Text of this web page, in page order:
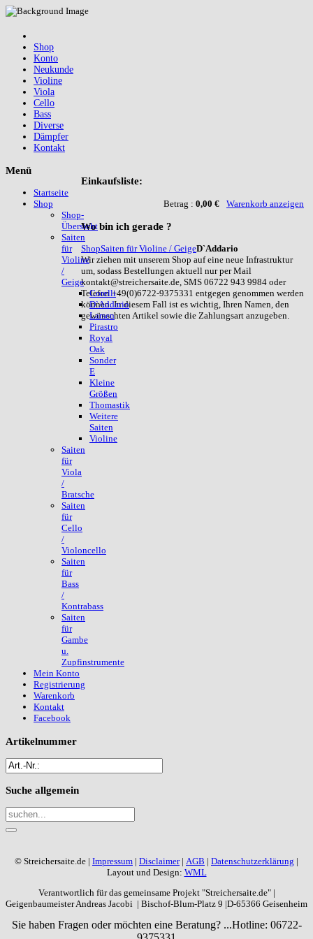
Shop
Konto
Neukunde
Violine
Viola
Cello
Bass
Diverse
Dämpfer
Kontakt
Einkaufsliste:
Betrag : 0,00 € Warenkorb anzeigen
Wobin ich gerade ?
ShopSaiten für Violine / GeigeD`Addario
Wir ziehen mit unserem Shop auf eine neue Infrastruktur
um, sodass Bestellungen aktuell nur per Mail
kontakt@streichersaite.de, SMS 06722 943 9984 oder
Telefon +49(0)6722-9375331 entgegen genommen werden
können. In diesem Fall ist es wichtig, Ihren Namen, den
gewünschten Artikel sowie die Zahlungsart anzugeben.
Menü
Startseite
Shop
Shop-
Übersicht
Saiten
für
Violine
/
Geige
Corelli
D`Addario
Larsen
Pirastro
Royal
Oak
Sonder
E
Kleine
Größen
Thomastik
Weitere
Saiten
Violine
Saiten
für
Viola
/
Bratsche
Saiten
für
Cello
/
Violoncello
Saiten
für
Bass
/
Kontrabass
Saiten
für
Gambe
u.
Zupfinstrumente
Mein Konto
Registrierung
Warenkorb
Kontakt
Facebook
Artikelnummer
Suche allgemein
© Streichersaite.de | Impressum | Disclaimer| AGB | Datenschutzerklärung |
Layout und Design: WML
Verantwortlich für das gemeinsame Projekt "Streichersaite.de" |
Geigenbaumeister Andreas Jacobi | Bischof-Blum-Platz 9 |D-65366 Geisenheim
Sie haben Fragen oder möchten eine Beratung? ...Hotline: 06722-